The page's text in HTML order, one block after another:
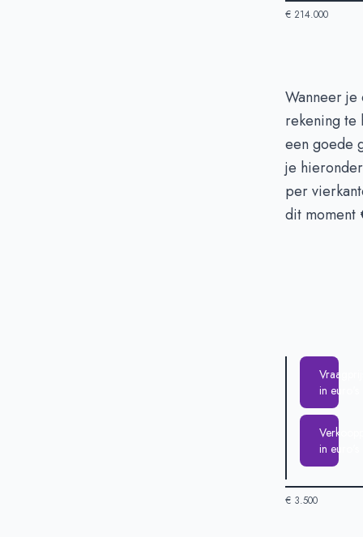
€ 214.000
Vraagprijs in
Verkoopprijs
Wanneer
rekening te
een goede
je
per
dit moment
Vraagprijs
in euro's
in euro's
€ 3.500